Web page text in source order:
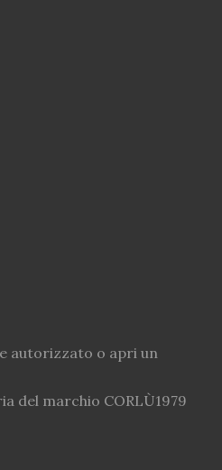
autorizzato o apri un
del marchio CORLÙ1979